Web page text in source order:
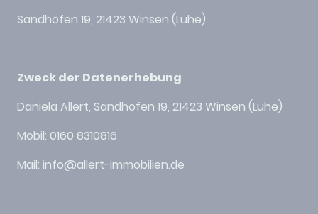
Sandhöfen 19, 21423 Winsen (Luhe)
Zweck der Datenerhebung
Daniela Allert, Sandhöfen 19, 21423 Winsen (Luhe)
Mobil: 0160 8310816
Mail: info@allert-immobilien.de